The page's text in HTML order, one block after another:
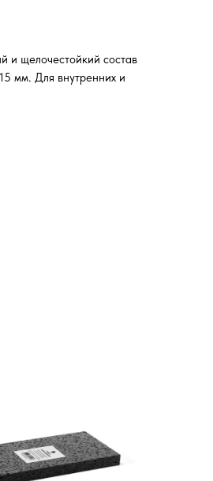
и щелочестойкий состав
мм. Для внутренних и